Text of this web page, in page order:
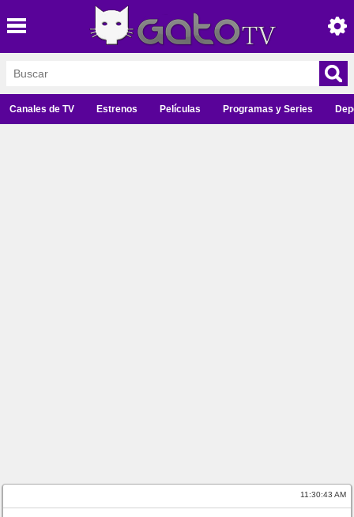
Canales de TV Estrenos Películas Programas y Series
11:30:43 AM